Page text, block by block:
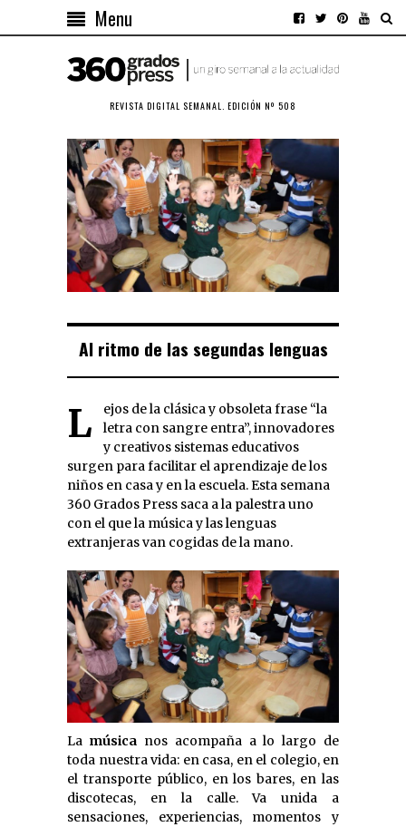
Menu
REVISTA DIGITAL SEMANAL. EDICIÓN Nº 508
Al ritmo de las segundas lenguas
Lejos de la clásica y obsoleta frase “la
letra con sangre entra”, innovadores
y creativos sistemas educativos
surgen para facilitar el aprendizaje de los
niños en casa y en la escuela. Esta semana
360 Grados Press saca a la palestra uno
con el que la música y las lenguas
extranjeras van cogidas de la mano.
La música nos acompaña a lo largo de
toda nuestra vida: en casa, en el colegio, en
el transporte público, en los bares, en las
discotecas, en la calle. Va unida a
sensaciones, experiencias, momentos y